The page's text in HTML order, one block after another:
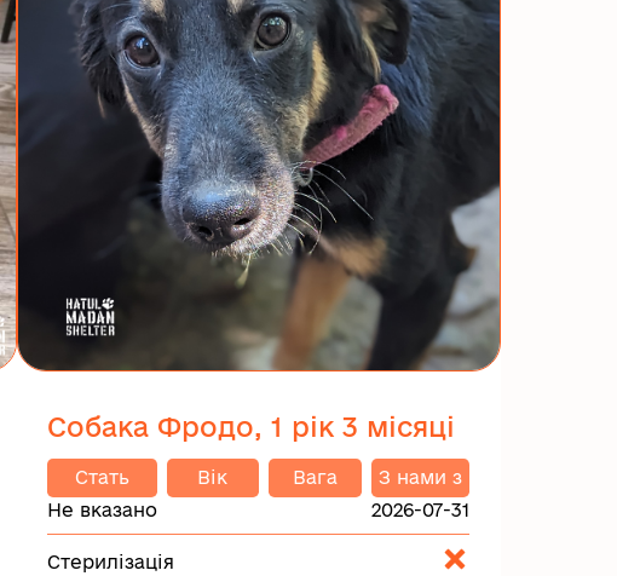
Собака Фродо, 1 рік 3 місяці
Стать
Не вказано
Вік Вага
З нами з
2026-07-31
Стерилізація